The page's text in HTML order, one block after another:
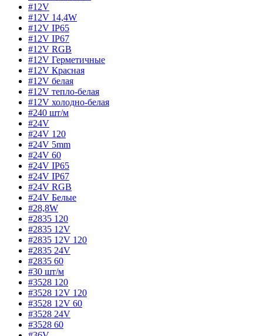
#12V
#12V 14,4W
#12V IP65
#12V IP67
#12V RGB
#12V Герметичные
#12V Красная
#12V белая
#12V тепло-белая
#12V холодно-белая
#240 шт/м
#24V
#24V 120
#24V 5mm
#24V 60
#24V IP65
#24V IP67
#24V RGB
#24V Белые
#28,8W
#2835 120
#2835 12V
#2835 12V 120
#2835 24V
#2835 60
#30 шт/м
#3528 120
#3528 12V 120
#3528 12V 60
#3528 24V
#3528 60